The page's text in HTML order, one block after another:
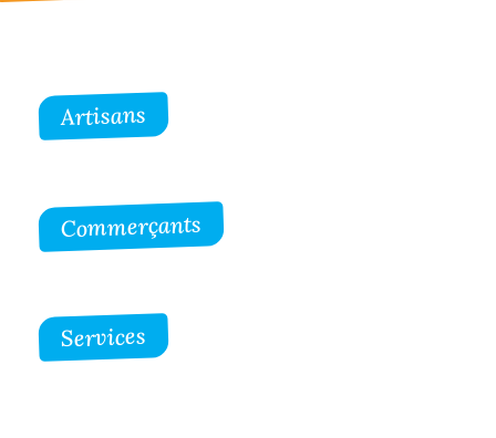
Artisans
Commerçants
Services